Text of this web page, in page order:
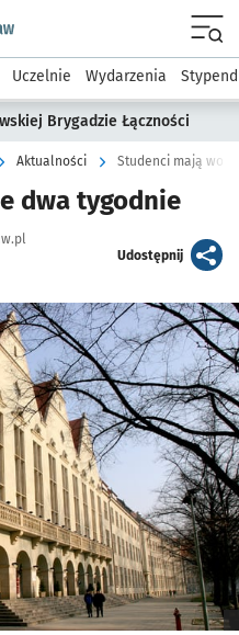
podserwis: Akademicki
Uczelnie Wydarzenia
Brygadzie Łączności
Aktualności Studenci mają
dwa tygodnie
Udostępnijartykuł